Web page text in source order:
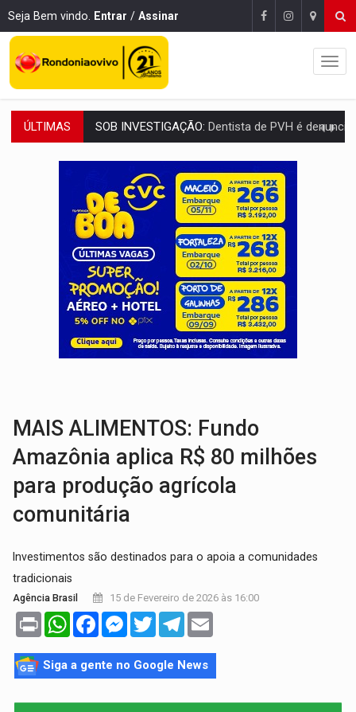
Seja Bem vindo. Entrar / Assinar
ÚLTIMAS ESQUEMA DE FRAUDES:Polícia Civil deflagra a terceira fase da
ASSESSOR FLAGRADO:Empresa e ONG que recebeu R$ 12 mi em emendas
INFLUENCIARIA ELEIÇÕES:Justiça Eleitoral manda tirar vídeo com suposta
CONEXÃO RONDONIAOVIVO:Marcio Barreto, pres. da ABAV-RO, alerta sobre golpes
DA RECICLAGEM AO SUCESSO:A trajetória de superação de
'RIO OMERÊ': MPF pede condenação do Banco do Brasil por financiar
INFRAESTRUTURA:Vilhena realiza audiência pública sobre
SEM SISTEMA:Falha afeta atendimentos na Policlínica
MAIS ALIMENTOS: Fundo
Amazônia aplica R$ 80 milhões
para produção agrícola
comunitária
Investimentos são destinados para o apoia a comunidades
tradicionais
Agência Brasil 15 de Fevereiro de 2026 às 16:00
Print WhatsAppFacebookMessenger
TwitterTelegram
Siga a gente no Google News